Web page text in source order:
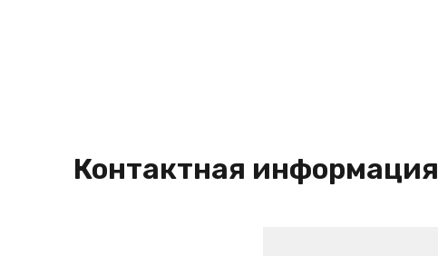
Контактная информация